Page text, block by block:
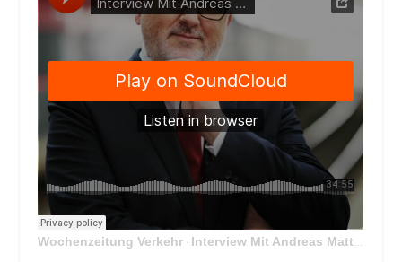
Wochenzeitung Verkehr · Interview Mit Andreas Matthä, CEO der ÖBB Holding